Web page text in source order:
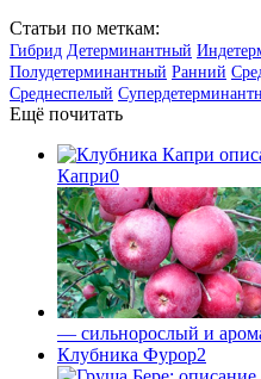
Статьи по меткам:
Гибрид Детерминантный
Полудетерминантный Ранний
Среднеспелый
Ещё почитать
Капри0
— сильнорослый и
Клубника Фурор2